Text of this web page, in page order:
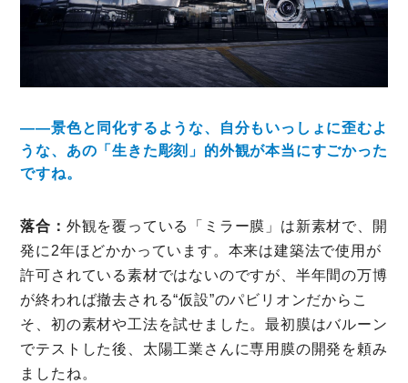
――景色と同化するような、自分もいっしょに歪むよ
うな、あの「生きた彫刻」的外観が本当にすごかった
ですね。
落合： 外観を覆っている「ミラー膜」は新素材で、開
発に2年ほどかかっています。本来は建築法で使用が
許可されている素材ではないのですが、半年間の万博
が終われば撤去される“仮設”のパビリオンだからこ
そ、初の素材や工法を試せました。最初膜はバルーン
でテストした後、太陽工業さんに専用膜の開発を頼み
ましたね。